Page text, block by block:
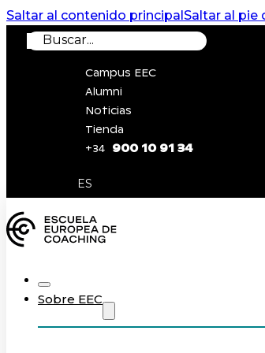
Saltar al contenido principalSaltar al pie
Buscar
Campus EEC
Alumni
Noticias
Tienda
+34
900 10 91 34
ES
Sobre EEC